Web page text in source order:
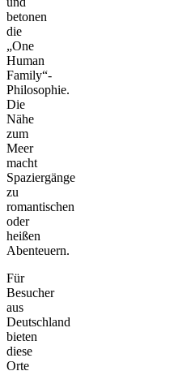
betonen
die
„One
Human
Family“-
Philosophie.
Die
Nähe
zum
Meer
macht
Spaziergänge
zu
romantischen
oder
heißen
Abenteuern.
Für
Besucher
aus
Deutschland
bieten
diese
Orte